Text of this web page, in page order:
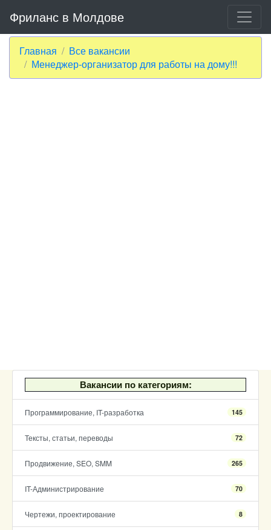
Фриланс в Молдове
Главная
Все вакансии
Менеджер-организатор для работы на дому!!!
Вакансии по категориям:
Программирование, IT-разработка 145
Тексты, статьи, переводы 72
Продвижение, SEO, SMM 265
IT-Администрирование 70
Чертежи, проектирование 8